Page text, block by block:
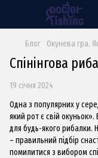
Блог Окунева гра.
Спінінгова
19 січня 2024
Одна з популярних у
який рот є свій
для будь-якого рибалки.
– правильний підбір
помилитися з вибором